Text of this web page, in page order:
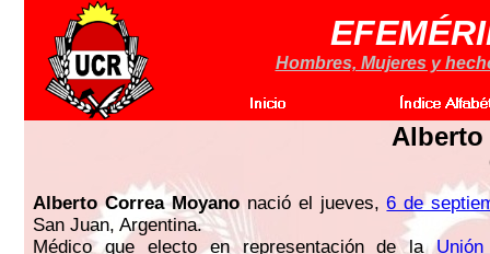
Hombres, Mujeres y
Alberto
Alberto Correa Moyanonació el jueves,6 de
San Juan, Argentina.
Médico que electo en representación de la